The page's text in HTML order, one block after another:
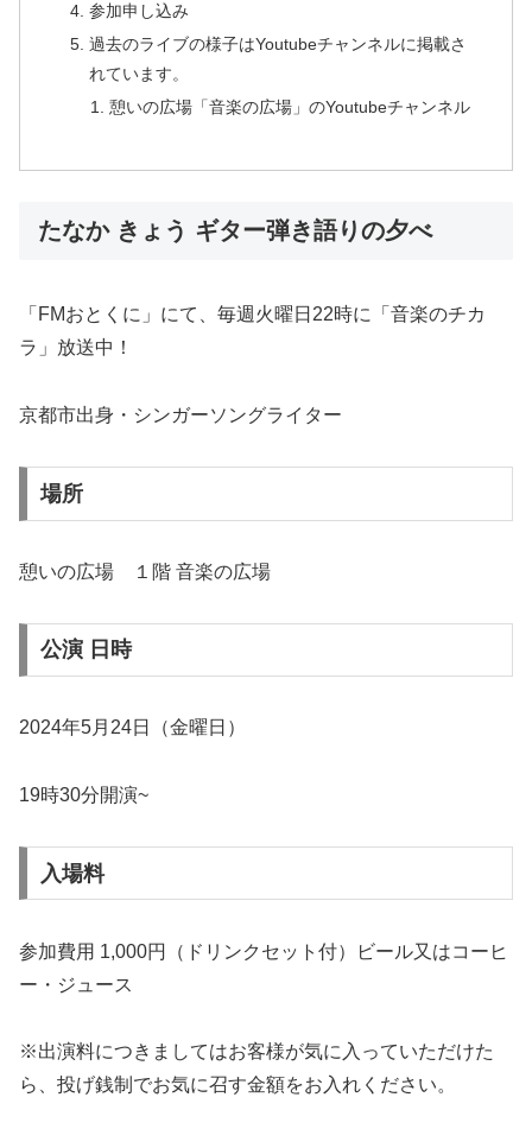
参加申し込み
過去のライブの様子はYoutubeチャンネルに掲載さ
れています。
憩いの広場「音楽の広場」のYoutubeチャンネル
たなか きょう ギター弾き語りの夕べ
「FMおとくに」にて、毎週火曜日22時に「音楽のチカ
ラ」放送中！
京都市出身・シンガーソングライター
場所
憩いの広場 １階 音楽の広場
公演 日時
2024年5月24日（金曜日）
19時30分開演~
入場料
参加費用 1,000円（ドリンクセット付）ビール又はコーヒ
ー・ジュース
※出演料につきましてはお客様が気に入っていただけた
ら、投げ銭制でお気に召す金額をお入れください。